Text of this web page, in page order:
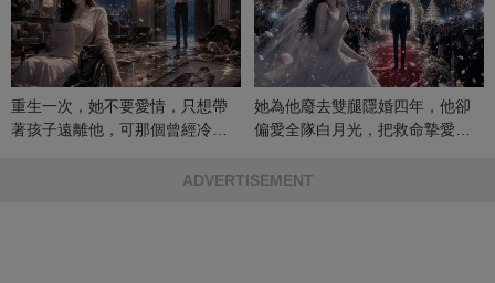
重生一次，她不要愛情，只想帶
著孩子遠離他，可那個曾經冷漠
她為他廢去雙腿隱婚四年，他卻
偏愛全隊白月光，把救命摯愛當
ADVERTISEMENT